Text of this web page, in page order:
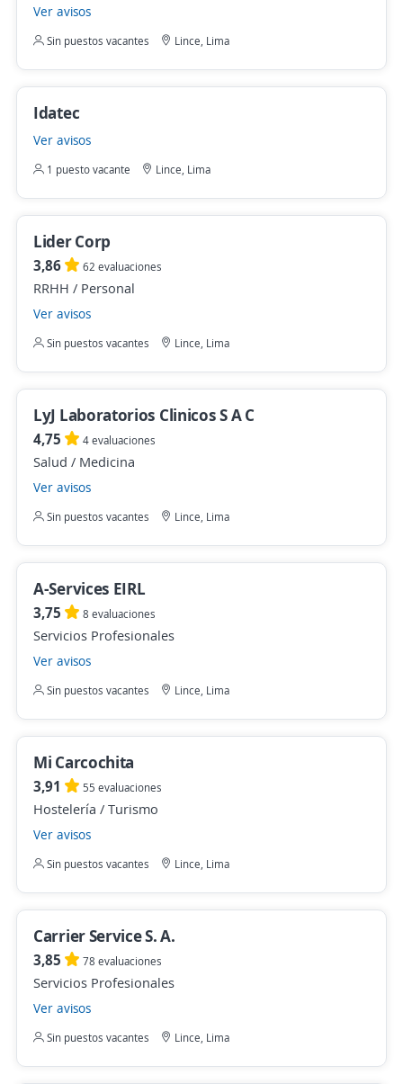
Ver avisos
Sin puestos vacantes Lince, Lima
Idatec
Ver avisos
1 puesto vacante Lince, Lima
Lider Corp
3,86 62 evaluaciones
RRHH / Personal
Ver avisos
Sin puestos vacantes Lince, Lima
LyJ Laboratorios Clinicos S A C
4,75 4 evaluaciones
Salud / Medicina
Ver avisos
Sin puestos vacantes Lince, Lima
A-Services EIRL
3,75 8 evaluaciones
Servicios Profesionales
Ver avisos
Sin puestos vacantes Lince, Lima
Mi Carcochita
3,91 55 evaluaciones
Hostelería / Turismo
Ver avisos
Sin puestos vacantes Lince, Lima
Carrier Service S. A.
3,85 78 evaluaciones
Servicios Profesionales
Ver avisos
Sin puestos vacantes Lince, Lima